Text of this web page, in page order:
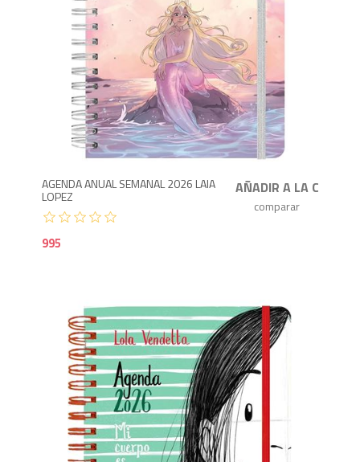
AGENDA ANUAL SEMANAL 2026 LAIA
LOPEZ
995